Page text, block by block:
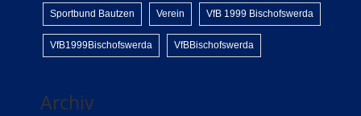
Sportbund Bautzen Verein VfB 1999 Bischofswerda
VfB1999Bischofswerda VfBBischofswerda
Archiv